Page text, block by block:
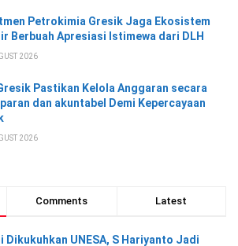
Petrokimia Gresik Jaga Ekosistem
Berbuah Apresiasi Istimewa dari DLH
2026
Pastikan Kelola Anggaran secara
dan akuntabel Demi Kepercayaan
2026
Comments Latest
Dikukuhkan UNESA, S Hariyanto Jadi